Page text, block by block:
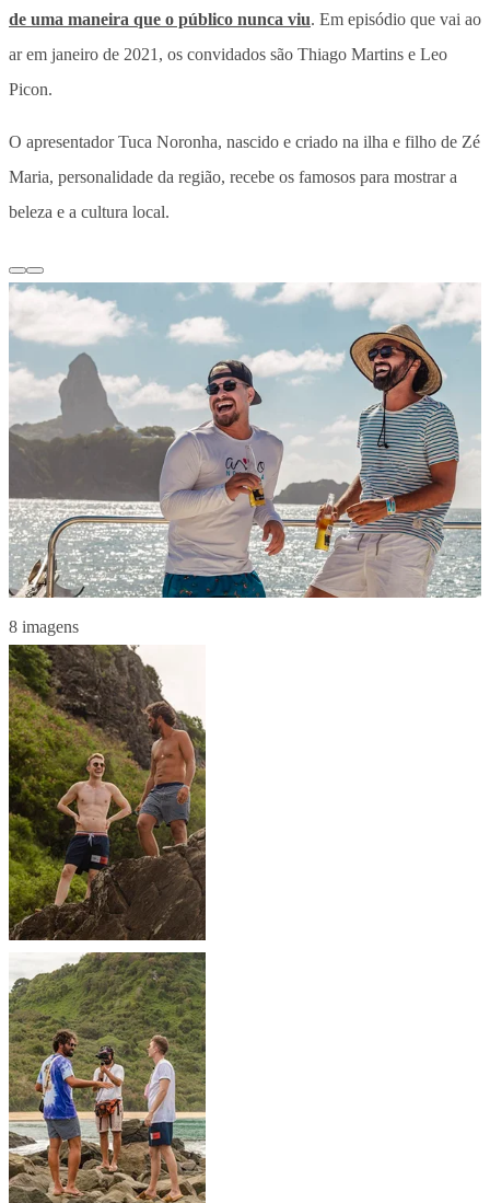
de uma maneira que o público nunca viu. Em episódio que vai ao
ar em janeiro de 2021, os convidados são Thiago Martins e Leo
Picon.
O apresentador Tuca Noronha, nascido e criado na ilha e filho de Zé
Maria, personalidade da região, recebe os famosos para mostrar a
beleza e a cultura local.
8 imagens